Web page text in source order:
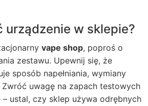
urządzenie w sklepie?
vape shop, poproś o
zestawu. Upewnij się, że
sposób napełniania, wymiany
Zwróć uwagę na zapach testowych
ustal, czy sklep używa odrębnych